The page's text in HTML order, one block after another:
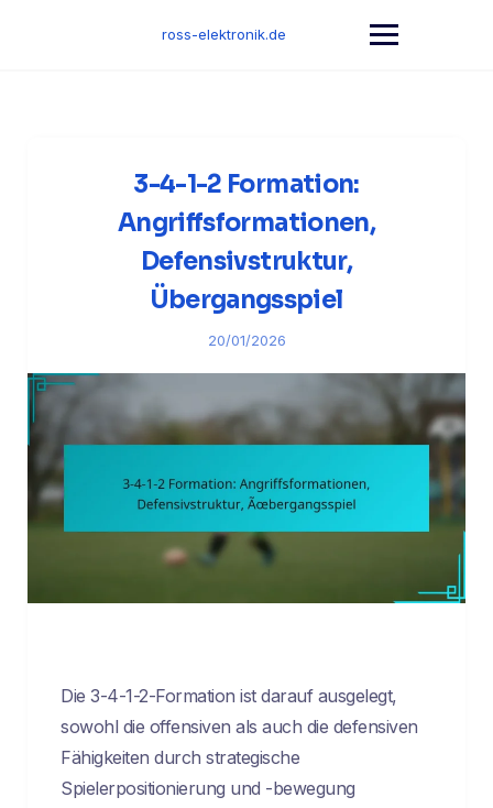
ross-elektronik.de
3-4-1-2 Formation:
Angriffsformationen,
Defensivstruktur,
Übergangsspiel
20/01/2026
Die 3-4-1-2-Formation ist darauf ausgelegt,
sowohl die offensiven als auch die defensiven
Fähigkeiten durch strategische
Spielerpositionierung und -bewegung